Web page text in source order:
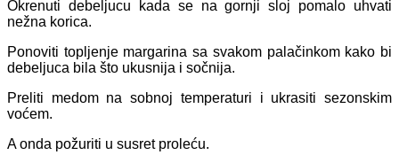
Okrenuti debeljucu kada se na gornji sloj pomalo uhvati
nežna korica.
Ponoviti topljenje margarina sa svakom palačinkom kako bi
debeljuca bila što ukusnija i sočnija.
Preliti medom na sobnoj temperaturi i ukrasiti sezonskim
voćem.
A onda požuriti u susret proleću.